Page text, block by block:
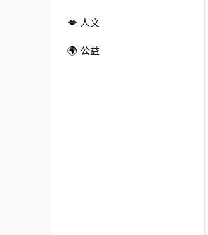
💋 人文
🌍 公益